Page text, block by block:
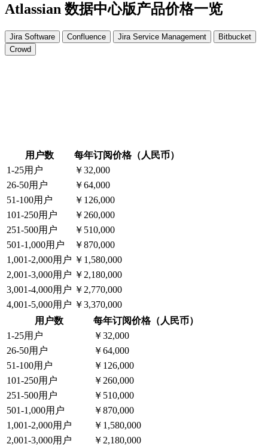
Atlassian 数据中心版产品价格一览
Jira Software Confluence Jira Service Management
Bitbucket
Crowd
用户数
每年订阅价格（人民币）
1-25用户
￥32,000
26-50用户
￥64,000
51-100用户
￥126,000
101-250用户
￥260,000
251-500用户
￥510,000
501-1,000用户
￥870,000
1,001-2,000用户 ￥1,580,000
2,001-3,000用户 ￥2,180,000
3,001-4,000用户 ￥2,770,000
4,001-5,000用户 ￥3,370,000
用户数
每年订阅价格（人民币）
1-25用户
￥32,000
26-50用户
￥64,000
51-100用户
￥126,000
101-250用户
￥260,000
251-500用户
￥510,000
501-1,000用户
￥870,000
1,001-2,000用户
￥1,580,000
2,001-3,000用户
￥2,180,000